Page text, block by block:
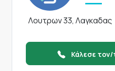
Λουτρων 33, Λαγκαδας
Κάλεσε τον/